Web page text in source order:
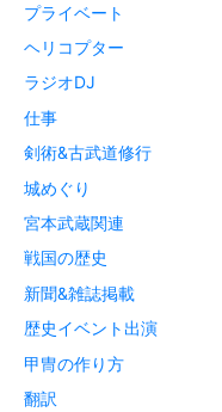
プライベート
ヘリコプター
ラジオDJ
仕事
剣術&古武道修行
城めぐり
宮本武蔵関連
戦国の歴史
新聞&雑誌掲載
歴史イベント出演
甲冑の作り方
翻訳